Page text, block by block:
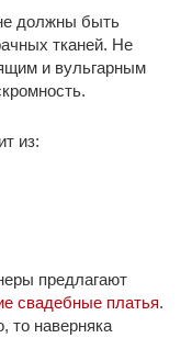
должны быть
тканей. Не
и вульгарным
из:
предлагают
свадебные платья.
то наверняка